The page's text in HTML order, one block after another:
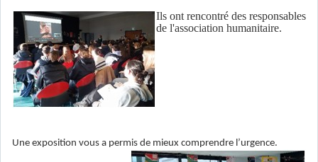
Ils ont rencontré des responsables
de l'association humanitaire.
Une exposition vous a permis de mieux comprendre l’urgence.